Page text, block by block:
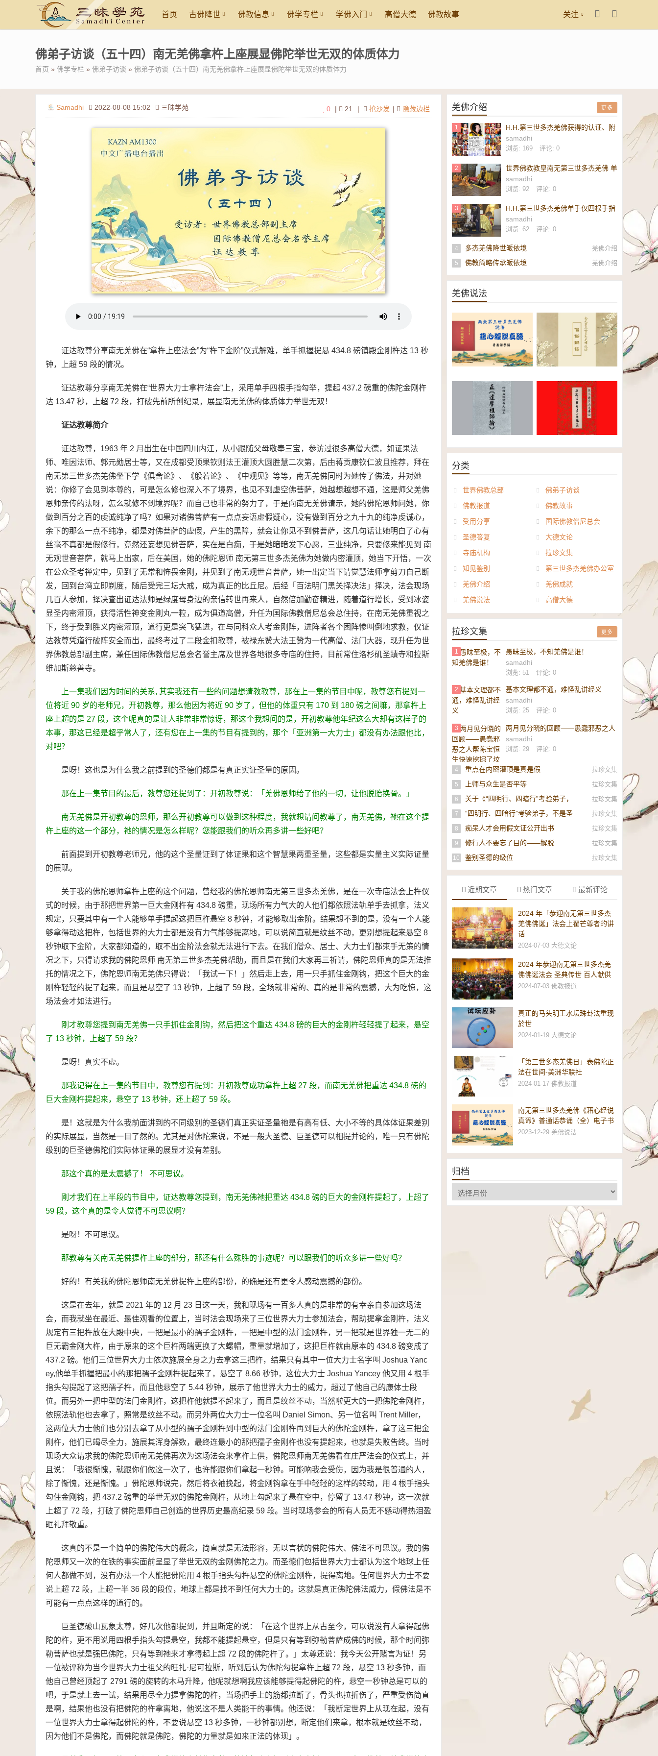
关注
首页 古佛降世 佛教信息 佛学专栏 学佛入门 高僧大德 佛教故事
佛弟子访谈（五十四）南无羌佛拿杵上座展显佛陀举世无双的体质体力
首页 » 佛学专栏 » 佛弟子访谈 » 佛弟子访谈（五十四）南无羌佛拿杵上座展显佛陀举世无双的体质体力
Samadhi 2022-08-08 15:02 三昧学苑 | 隐藏边栏
| 抢沙发
| 21
0
证达教尊分享南无羌佛在“拿杵上座法会”为“杵下金阶”仪式解难，单手抓握提悬 434.8 磅镇殿金刚杵达 13 秒
钟，上超 59 段的情况。
证达教尊分享南无羌佛在“世界大力士拿杵法会”上，采用单手四根手指勾举，提起 437.2 磅重的佛陀金刚杵
达 13.47 秒，上超 72 段，打破先前所创纪录，展显南无羌佛的体质体力举世无双！
证达教尊简介
证达教尊，1963 年 2 月出生在中国四川内江，从小跟随父母敬奉三宝，参访过很多高僧大德，如证果法
师、唯因法师、郭元勋居士等，又在成都受顶果钦则法王灌顶大圆胜慧二次第，后由蒋贡康钦仁波且推荐，拜在
南无第三世多杰羌佛坐下学《俱舍论》、《般若论》、《中观见》等等，南无羌佛同时为她传了佛法，并对她
说：你修了会见到本尊的，可是怎么修也深入不了境界，也见不到虚空佛菩萨，她越想越想不通，这是师父羌佛
恩师亲传的法呀，怎么就修不到境界呢？而自己也非常的努力了，于是向南无羌佛请示，她的佛陀恩师问她，你
做到百分之百的虔诚纯净了吗？如果对诸佛菩萨有一点点妄语虚假疑心，没有做到百分之九十九的纯净虔诚心，
余下的那么一点不纯净，都是对佛菩萨的虚假，产生的黑障，就会让你见不到佛菩萨，这几句话让她明白了心有
丝毫不真都是假修行，竟然还妄想见佛菩萨，实在是白痴，于是她暗暗发下心愿，三业纯净，只要修来能见到 南
无观世音菩萨，就马上出家，后在美国，她的佛陀恩师 南无第三世多杰羌佛为她做内密灌顶，她当下开悟，一次
在公众圣考禅定中，见到了无常和怖畏金刚，并见到了南无观世音菩萨，她一出定当下请觉慧法师拿剪刀自己断
发，回到台湾立即剃度，随后受完三坛大戒，成为真正的比丘尼。后经「百法明门黑关择决法」择决，法会现场
几百人参加，择决查出证达法师是绿度母身边的亲信转世再来人，自然倍加勤奋精进，随着道行增长，受到冰姿
显圣内密灌顶，获得活性神变金刚丸一粒，成为俱道高僧，升任为国际佛教僧尼总会总住持，在南无羌佛重视之
下，终于受到胜义内密灌顶，道行更是突飞猛进，在与同科众人考金刚阵，进阵者各个困阵惨叫倒地求救，仅证
达教尊凭道行破阵安全而出，最终考过了二段金扣教尊，被禄东赞大法王赞为一代高僧、法门大器，现升任为世
界佛教总部副主席，兼任国际佛教僧尼总会名誉主席及世界各地很多寺庙的住持，目前常住洛杉矶圣蹟寺和拉斯
维加斯慈善寺。
上一集我们因为时间的关系, 其实我还有一些的问题想请教教尊，那在上一集的节目中呢，教尊您有提到一
位将近 90 岁的老师兄，开初教尊，那么他因为将近 90 岁了，但他的体重只有 170 到 180 磅之间嘛，那拿杵上
座上超的是 27 段，这个呢真的是让人非常非常惊讶，那这个我想问的是，开初教尊他年纪这么大却有这样子的
本事，那这已经是超乎常人了，还有您在上一集的节目有提到的，那个「亚洲第一大力士」都没有办法跟他比，
对吧？
是呀！这也是为什么我之前提到的圣德们都是有真正实证圣量的原因。
那在上一集节目的最后，教尊您还提到了：开初教尊说：「羌佛恩师给了他的一切，让他脱胎换骨。」
南无羌佛是开初教尊的恩师，那么开初教尊可以做到这种程度，我就想请问教尊了，南无羌佛，祂在这个提
杵上座的这一个部分，祂的情况是怎么样呢？您能跟我们的听众再多讲一些好吧？
前面提到开初教尊老师兄，他的这个圣量证到了体证果和这个智慧果两重圣量，这些都是实量主义实际证量
的展现。
关于我的佛陀恩师拿杵上座的这个问题，曾经我的佛陀恩师南无第三世多杰羌佛，是在一次寺庙法会上杵仪
式的时候，由于那把世界第一巨大金刚杵有 434.8 磅重，现场所有力气大的人他们都依照法轨单手去抓拿，法义
规定，只要其中有一个人能够单手提起这把巨杵悬空 8 秒钟，才能够取出金阶。结果想不到的是，没有一个人能
够拿得动这把杵，包括世界的大力士都是没有力气能够提离地，可以说简直就是纹丝不动，更别想提起来悬空 8
秒钟取下金阶，大家都知道的，取不出金阶法会就无法进行下去。在我们僧众、居士、大力士们都束手无策的情
况之下，只得请求我的佛陀恩师 南无第三世多杰羌佛帮助，而且是在我们大家再三祈请，佛陀恩师真的是无法推
托的情况之下，佛陀恩师南无羌佛只得说：「我试一下！」然后走上去，用一只手抓住金刚钩，把这个巨大的金
刚杵轻轻的提了起来，而且是悬空了 13 秒钟，上超了 59 段，全场就非常的、真的是非常的震撼，大为吃惊，这
场法会才如法进行。
刚才教尊您提到南无羌佛一只手抓住金刚钩，然后把这个重达 434.8 磅的巨大的金刚杵轻轻提了起来，悬空
了 13 秒钟，上超了 59 段？
是呀！真实不虚。
那我记得在上一集的节目中，教尊您有提到：开初教尊成功拿杵上超 27 段，而南无羌佛把重达 434.8 磅的
巨大金刚杵提起来，悬空了 13 秒钟，还上超了 59 段。
是！这就是为什么我前面讲到的不同级别的圣德们真正实证圣量祂是有高有低、大小不等的具体体证果差别
的实际展显，当然是一目了然的。尤其是对佛陀来说，不是一般大圣德、巨圣德可以相提并论的，唯一只有佛陀
级别的巨圣德佛陀们实际体证果的展显才没有差别。
那这个真的是太震撼了！ 不可思议。
刚才我们在上半段的节目中，证达教尊您提到，南无羌佛祂把重达 434.8 磅的巨大的金刚杵提起了，上超了
59 段，这个真的是令人觉得不可思议啊？
是呀！不可思议。
那教尊有关南无羌佛提杵上座的部分，那还有什么殊胜的事迹呢？可以跟我们的听众多讲一些好吗？
好的！有关我的佛陀恩师南无羌佛提杵上座的部份，的确是还有更令人感动震撼的部份。
这是在去年，就是 2021 年的 12 月 23 日这一天，我和现场有一百多人真的是非常的有幸亲自参加这场法
会，而我就坐在最近、最佳观看的位置上，当时法会现场来了三位世界大力士参加法会，帮助提拿金刚杵，法义
规定有三把杵放在大殿中央，一把是最小的孺子金刚杵，一把是中型的法门金刚杵，另一把就是世界独一无二的
巨无霸金刚大杵，由于原来的这个巨杵两端更换了大螺帽，重量就增加了，这把巨杵就由原本的 434.8 磅变成了
437.2 磅。他们三位世界大力士依次施展全身之力去拿这三把杵，结果只有其中一位大力士名字叫 Joshua Yanc
ey,他单手抓握把最小的那把孺子金刚杵提起来了，悬空了 8.66 秒钟，这位大力士 Joshua Yancey 他又用 4 根手
指头勾提起了这把孺子杵，而且他悬空了 5.44 秒钟，展示了他世界大力士的威力，超过了他自己的康体士段
位。而另外一把中型的法门金刚杵，这把杵他就提不起来了，而且是纹丝不动，当然啦更大的一把佛陀金刚杵，
依照法轨他也去拿了，照常是纹丝不动。而另外两位大力士一位名叫 Daniel Simon、另一位名叫 Trent Miller，
这两位大力士他们也分别去拿了从小型的孺子金刚杵到中型的法门金刚杵再到巨大的佛陀金刚杵，拿了这三把金
刚杵，他们已竭尽全力，施展其浑身解数，最终连最小的那把孺子金刚杵也没有提起来，也就是失败告终。当时
现场大众请求我的佛陀恩师南无羌佛再次为这场法会来拿杵上供，佛陀恩师南无羌佛看在庄严法会的仪式上，并
且说：「我很惭愧，就跟你们做这一次了，也许能跟你们拿起一秒钟。可能吶我会受伤，因为我是很普通的人，
除了惭愧，还是惭愧。」佛陀恩师说完，然后将衣袖挽起，将金刚钩拿在手中轻轻的这样的转动，用 4 根手指头
勾住金刚钩，把 437.2 磅重的举世无双的佛陀金刚杵，从地上勾起来了悬在空中，停留了 13.47 秒钟，这一次就
上超了 72 段，打破了佛陀恩师自己创造的世界历史最高纪录 59 段。当时现场参会的所有人员无不感动得热泪盈
眶礼拜敬重。
这真的不是一个简单的佛陀伟大的概念，简直就是无法形容，无以言状的佛陀伟大、佛法不可思议。我的佛
陀恩师又一次的在铁的事实面前呈显了举世无双的金刚佛陀之力。而圣德们包括世界大力士都认为这个地球上任
何人都做不到，没有办法一个人能把佛陀用 4 根手指头勾杵悬空的佛陀金刚杵，提得离地。任何世界大力士不要
说上超 72 段，上超一半 36 段的段位，地球上都是找不到任何大力士的。这就是真正佛陀佛法威力，假佛法是不
可能有一点点这样的道行的。
巨圣德破山瓦象太尊，好几次他都提到，并且断定的说：「在这个世界上从古至今，可以说没有人拿得起佛
陀的杵，更不用说用四根手指头勾提悬空，我都不能提起悬空，但是只有等到弥勒菩萨成佛的时候，那个时间弥
勒菩萨也就是强巴佛陀，只有等到祂来才拿得起上超 72 段的佛陀杵了。」太尊还说：我今天公开赌言为证！另
一位被评称为当今世界大力士祖父的旺扎·尼可拉斯，听到后认为佛陀勾提拿杵上超 72 段，悬空 13 秒多钟，而
他自己曾经顶起了 2791 磅的旋转的木马升降，他呢就想啊我应该能够提得起佛陀的杵，悬空一秒钟总是可以的
吧，于是就上去一试，结果用尽全力提拿佛陀的杵，当场把手上的筋都拉断了，骨头也拉折伤了，严重受伤简直
是啊，结果他也没有把佛陀的杵拿离地，他说这不是人类能干的事情。他还说：「我断定世界上从现在起，没有
一位世界大力士拿得起佛陀的杵，不要说悬空 13 秒多钟，一秒钟都别想，断定他们来拿，根本就是纹丝不动，
因为他们不是佛陀，而佛陀就是佛陀，佛陀的力量就是如来正法的体现」。
更多
羌佛介绍
1
H.H.第三世多杰羌佛获得的认证、附
议、恭贺
samadhi
浏览: 169 评论: 0
2
世界佛教教皇南无第三世多杰羌佛 单
手勾提 437.2 磅金刚杵-维加斯新闻
报
samadhi
浏览: 92 评论: 0
3
H.H.第三世多杰羌佛单手仅四根手指
勾起 437.2 磅重的镇殿金刚杵-美新
社
samadhi
浏览: 62 评论: 0
4 多杰羌佛降世皈依境 羌佛介绍
5 佛教简略传承皈依境 羌佛介绍
羌佛说法
真谛》普通话恭诵（全）电子书
辩语
分类
世界佛教总部
佛弟子访谈
佛教报道
佛教故事
受用分享
国际佛教僧尼总会
圣德答复
大德文论
寺庙机构
拉珍文集
知见鉴别
第三世多杰羌佛办公室
羌佛介绍
羌佛成就
羌佛说法
高僧大德
更多
拉珍文集
1
愚昧至极，不知羌佛是谁！
samadhi
浏览: 51 评论: 0
2
基本文理都不通，难怪乱讲经义
samadhi
浏览: 25 评论: 0
3
两月见分晓的回顾——愚蠢邪恶之人
帮陈宝恒生快速挖掘了坟墓
samadhi
浏览: 29 评论: 0
4 重点在内密灌顶是真是假 拉珍文集
5 上师与众生是否平等 拉珍文集
6
关于《“四明行、四暗行”考验弟子，
不是圣者，即是邪师》的补充
拉珍文集
7
“四明行、四暗行”考验弟子，不是圣
者，即是邪师！
拉珍文集
8 痴呆人才会用假文证公开出书 拉珍文集
9 修行人不要忘了目的——解脱 拉珍文集
10 鉴别圣德的级位 拉珍文集
近期文章 热门文章 最新评论
2024 年「恭迎南无第三世多杰
羌佛佛诞」法会上翟芒尊者的讲
话
2024-07-03 大德文论
2024 年恭迎南无第三世多杰羌
佛佛诞法会 圣典传世 百人献供
2024-07-03 佛教报道
真正的马头明王水坛珠卦法重现
於世
2024-01-19 大德文论
「第三世多杰羌佛日」表佛陀正
法在世间-美洲华联社
2024-01-17 佛教报道
南无第三世多杰羌佛《藉心经说
真谛》普通话恭诵（全）电子书
2023-12-29 羌佛说法
归档